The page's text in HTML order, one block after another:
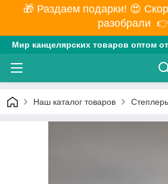
🎁 Раздаем подарки! 😍
разобрали
Мир канцелярских товаров оптом
Наш каталог товаров